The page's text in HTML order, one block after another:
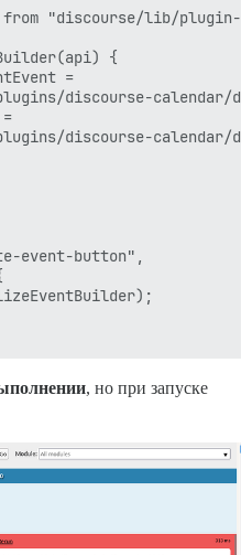
"discourse/lib/plugin-
{
=
discourse-calendar/
=
discourse-calendar/
event-button",
, но при запуске